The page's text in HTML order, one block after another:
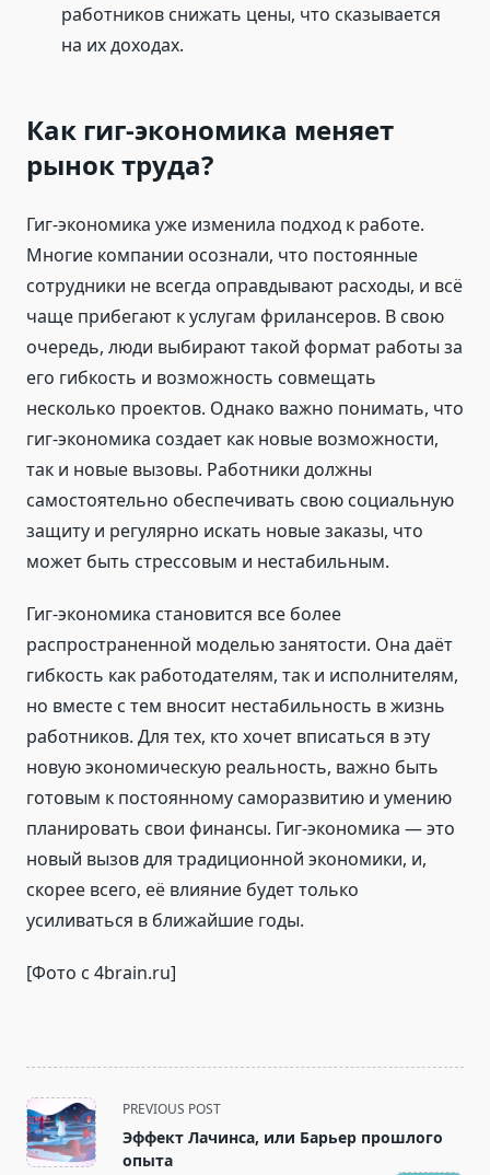
работников снижать цены, что сказывается
на их доходах.
Как гиг-экономика меняет
рынок труда?
Гиг-экономика уже изменила подход к работе.
Многие компании осознали, что постоянные
сотрудники не всегда оправдывают расходы, и всё
чаще прибегают к услугам фрилансеров. В свою
очередь, люди выбирают такой формат работы за
его гибкость и возможность совмещать
несколько проектов. Однако важно понимать, что
гиг-экономика создает как новые возможности,
так и новые вызовы. Работники должны
самостоятельно обеспечивать свою социальную
защиту и регулярно искать новые заказы, что
может быть стрессовым и нестабильным.
Гиг-экономика становится все более
распространенной моделью занятости. Она даёт
гибкость как работодателям, так и исполнителям,
но вместе с тем вносит нестабильность в жизнь
работников. Для тех, кто хочет вписаться в эту
новую экономическую реальность, важно быть
готовым к постоянному саморазвитию и умению
планировать свои финансы. Гиг-экономика — это
новый вызов для традиционной экономики, и,
скорее всего, её влияние будет только
усиливаться в ближайшие годы.
[Фото с 4brain.ru]
<span
class="nav-
subtitle
PREVIOUS POST
Эффект Лачинса, или Барьер прошлого
опыта